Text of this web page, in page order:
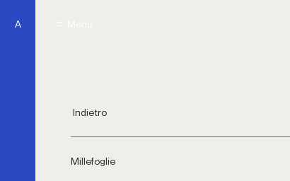
A
Indietro
Millefoglie